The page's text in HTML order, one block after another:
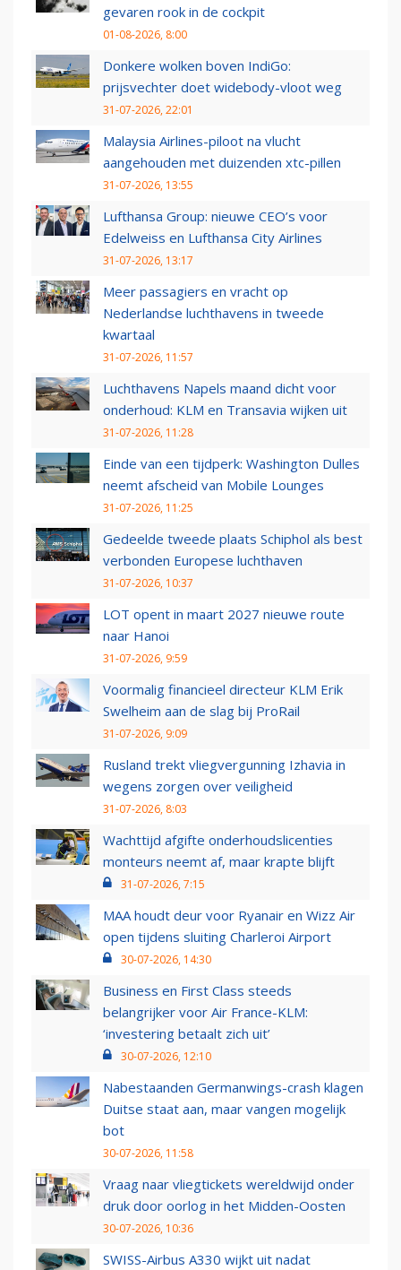
gevaren rook in de cockpit
01-08-2026, 8:00
Donkere wolken boven IndiGo:
prijsvechter doet widebody-vloot weg
31-07-2026, 22:01
Malaysia Airlines-piloot na vlucht
aangehouden met duizenden xtc-pillen
31-07-2026, 13:55
Lufthansa Group: nieuwe CEO’s voor
Edelweiss en Lufthansa City Airlines
31-07-2026, 13:17
Meer passagiers en vracht op
Nederlandse luchthavens in tweede
kwartaal
31-07-2026, 11:57
Luchthavens Napels maand dicht voor
onderhoud: KLM en Transavia wijken uit
31-07-2026, 11:28
Einde van een tijdperk: Washington Dulles
neemt afscheid van Mobile Lounges
31-07-2026, 11:25
Gedeelde tweede plaats Schiphol als best
verbonden Europese luchthaven
31-07-2026, 10:37
LOT opent in maart 2027 nieuwe route
naar Hanoi
31-07-2026, 9:59
Voormalig financieel directeur KLM Erik
Swelheim aan de slag bij ProRail
31-07-2026, 9:09
Rusland trekt vliegvergunning Izhavia in
wegens zorgen over veiligheid
31-07-2026, 8:03
Wachttijd afgifte onderhoudslicenties
monteurs neemt af, maar krapte blijft
31-07-2026, 7:15
MAA houdt deur voor Ryanair en Wizz Air
open tijdens sluiting Charleroi Airport
30-07-2026, 14:30
Business en First Class steeds
belangrijker voor Air France-KLM:
‘investering betaalt zich uit’
30-07-2026, 12:10
Nabestaanden Germanwings-crash klagen
Duitse staat aan, maar vangen mogelijk
bot
30-07-2026, 11:58
Vraag naar vliegtickets wereldwijd onder
druk door oorlog in het Midden-Oosten
30-07-2026, 10:36
SWISS-Airbus A330 wijkt uit nadat